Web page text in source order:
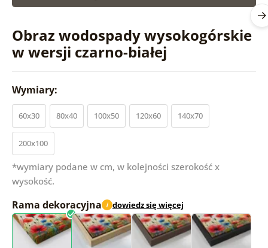
Obraz wodospady wysokogórskie
w wersji czarno-białej
Wymiary:
60x30 80x40 100x50 120x60 140x70
200x100
*wymiary podane w cm, w kolejności szerokość x
wysokość.
Rama dekoracyjna i dowiedz się więcej